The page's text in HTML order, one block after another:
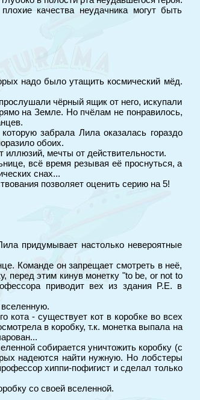
качества неудачника могут быть
надо было утащить космический мёд.
чёрный ящик от него, искупали
на Земле. Но пчёлам не понравилось,
забрала Лила оказалась гораздо
обоих.
иллюзий, мечты от действительности.
всё время резывая её проснуться, а
снах...
позволяет оценить серию на 5!
придумывает настолько невероятные
Команде он запрещает смотреть в неё,
перед этим кинув монетку "to be, or not to
приводит вех из здания P.E. в
кота - существует кот в коробке во всех
в коробку, т.к. монетка выпала на
собирается уничтожить коробку (с
надеются найти нужную. Но лобстеры
хиппи-пофигист и сделал только
со своей вселенной.